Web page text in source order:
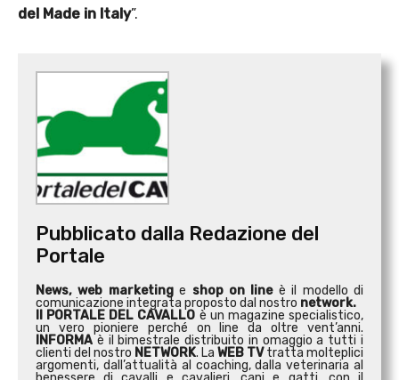
del Made in Italy”.
Pubblicato dalla Redazione del
Portale
News, web marketinge shop on line è il modello di
comunicazione integrata proposto dal nostro network.
Il PORTALE DEL CAVALLO è un magazine specialistico,
un vero pioniere perché on line da oltre vent’anni.
INFORMA è il bimestrale distribuito in omaggio a tutti i
clienti del nostro NETWORK. La WEB TVtratta molteplici
argomenti, dall’attualità al coaching, dalla veterinaria al